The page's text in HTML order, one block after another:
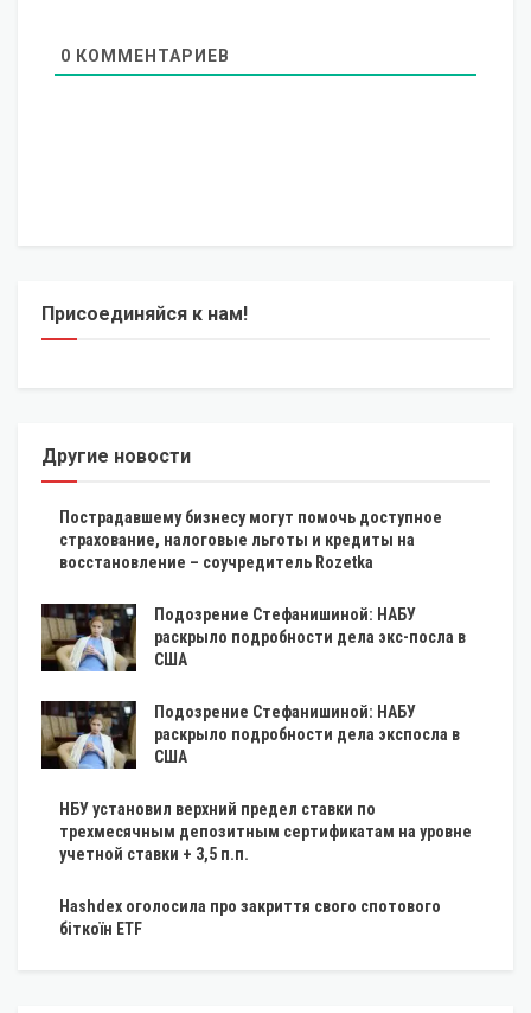
0 КОММЕНТАРИЕВ
Присоединяйся к нам!
Другие новости
Пострадавшему бизнесу могут помочь доступное
страхование, налоговые льготы и кредиты на
восстановление – соучредитель Rozetka
Подозрение Стефанишиной: НАБУ
раскрыло подробности дела экс-посла в
США
Подозрение Стефанишиной: НАБУ
раскрыло подробности дела экспосла в
США
НБУ установил верхний предел ставки по
трехмесячным депозитным сертификатам на уровне
учетной ставки + 3,5 п.п.
Hashdex оголосила про закриття свого спотового
біткоїн ETF